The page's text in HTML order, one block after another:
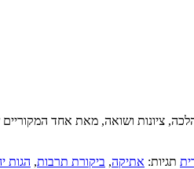
ציונות ושואה, מאת אחד
תגיות: אתיקה, ביקורת תרבות, הגות